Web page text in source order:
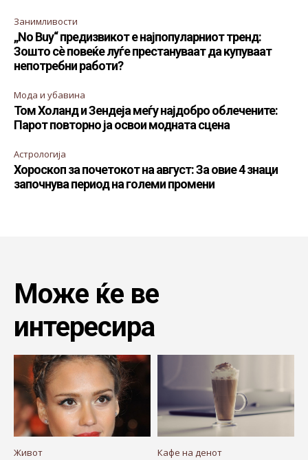
Занимливости
„No Buy“ предизвикот е најпопуларниот тренд:
Зошто сè повеќе луѓе престануваат да купуваат
непотребни работи?
Мода и убавина
Том Холанд и Зендеја меѓу најдобро облечените:
Парот повторно ја освои модната сцена
Астрологија
Хороскоп за почетокот на август: За овие 4 знаци
започнува период на големи промени
Може ќе ве
интересира
Живот Кафе на денот